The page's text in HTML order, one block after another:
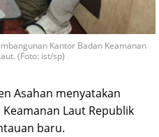
Kantor Badan Keamanan
(Foto: ist/sp)
Asahan menyatakan
Laut Republik
baru.